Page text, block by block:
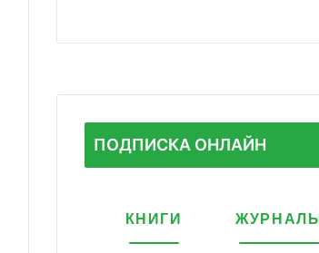
ПОДПИСКА ОНЛАЙН
КНИГИ ЖУРНАЛЫ